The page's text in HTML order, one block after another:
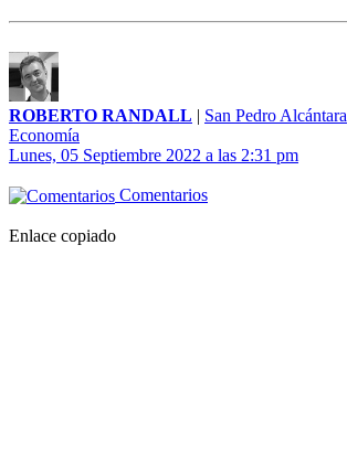
ROBERTO RANDALL | San Pedro Alcántara
Economía
Lunes, 05 Septiembre 2022 a las 2:31 pm
Comentarios
Enlace copiado